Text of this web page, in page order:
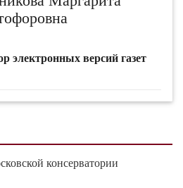
электронных версий газет
консерватории